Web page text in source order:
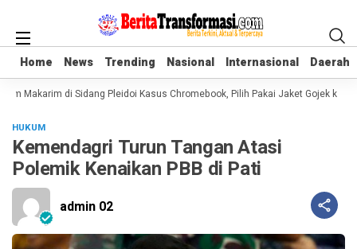
Home News Trending Nasional Internasional Daerah
Home News Trending Nasional Internasional Daerah
Makarim di Sidang Pleidoi Kasus Chromebook, Pilih Pakai Jaket Gojek
HUKUM
Kemendagri Turun Tangan Atasi
Polemik Kenaikan PBB di Pati
admin 02